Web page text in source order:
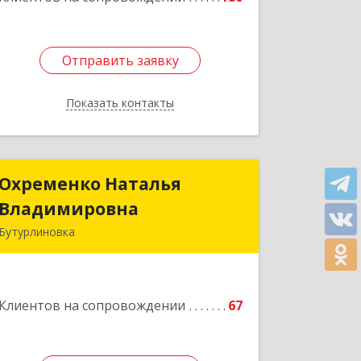
Отправить заявку
Показать контакты
Отправить заявку
Назад
Охременко Наталья
Владимировна
Бутурлиновка
Клиентов на сопровождении 67
Охременко Наталья
Владимировна